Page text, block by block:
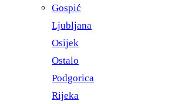
Gospić
Ljubljana
Osijek
Ostalo
Podgorica
Rijeka